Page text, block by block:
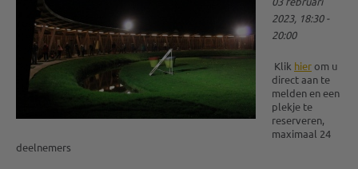
2023, 18:30 -
20:00
Klik hierom u
direct aan te
melden en een
plekje te
reserveren,
maximaal 24
deelnemers